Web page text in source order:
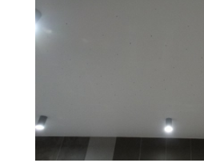
Площадь